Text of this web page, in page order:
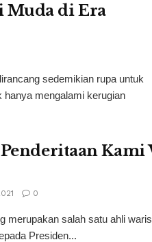
Muda di Era
sedemikian rupa untuk
hanya mengalami kerugian
Kami
0
merupakan salah satu ahli
Presiden...